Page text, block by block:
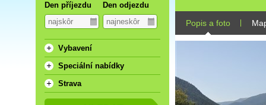
Popis a foto
Den příjezdu Den odjezdu
Vybavení
Speciální nabídky
Strava